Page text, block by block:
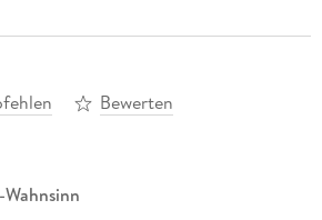
Bewerten